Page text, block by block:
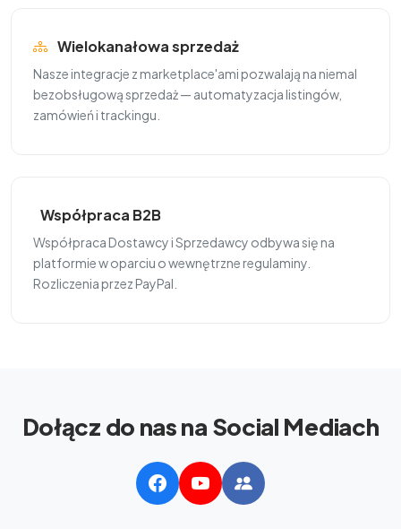
Wielokanałowa sprzedaż
Nasze integracje z marketplace'ami pozwalają na niemal
bezobsługową sprzedaż — automatyzacja listingów,
zamówień i trackingu.
Współpraca B2B
Współpraca Dostawcy i Sprzedawcy odbywa się na
platformie w oparciu o wewnętrzne regulaminy.
Rozliczenia przez PayPal.
Dołącz do nas na Social Mediach